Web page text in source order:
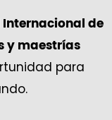
Internacional de
y maestrías
para